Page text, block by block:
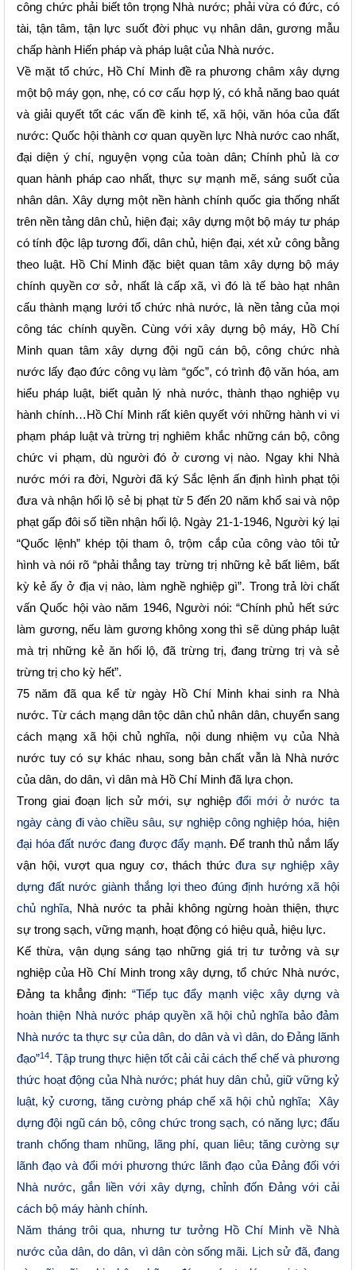
công chức phải biết tôn trọng Nhà nước; phải vừa có đức, có
tài, tận tâm, tận lực suốt đời phục vụ nhân dân, gương mẫu
chấp hành Hiến pháp và pháp luật của Nhà nước.
Về mặt tổ chức, Hồ Chí Minh đề ra phương châm xây dựng
một bộ máy gọn, nhẹ, có cơ cấu hợp lý, có khả năng bao quát
và giải quyết tốt các vấn đề kinh tế, xã hội, văn hóa của đất
nước: Quốc hội thành cơ quan quyền lực Nhà nước cao nhất,
đại diện ý chí, nguyện vọng của toàn dân; Chính phủ là cơ
quan hành pháp cao nhất, thực sự mạnh mẽ, sáng suốt của
nhân dân. Xây dựng một nền hành chính quốc gia thống nhất
trên nền tảng dân chủ, hiện đại; xây dựng một bộ máy tư pháp
có tính độc lập tương đối, dân chủ, hiện đại, xét xử công bằng
theo luật. Hồ Chí Minh đặc biệt quan tâm xây dựng bộ máy
chính quyền cơ sở, nhất là cấp xã, vì đó là tế bào hạt nhân
cấu thành mạng lưới tổ chức nhà nước, là nền tảng của mọi
công tác chính quyền. Cùng với xây dựng bộ máy, Hồ Chí
Minh quan tâm xây dựng đội ngũ cán bộ, công chức nhà
nước lấy đạo đức công vụ làm “gốc”, có trình độ văn hóa, am
hiểu pháp luật, biết quản lý nhà nước, thành thạo nghiệp vụ
hành chính…Hồ Chí Minh rất kiên quyết với những hành vi vi
phạm pháp luật và trừng trị nghiêm khắc những cán bộ, công
chức vi phạm, dù người đó ở cương vị nào. Ngay khi Nhà
nước mới ra đời, Người đã ký Sắc lệnh ấn định hình phạt tội
đưa và nhận hối lộ sẻ bị phạt từ 5 đến 20 năm khổ sai và nộp
phạt gấp đôi số tiền nhận hối lộ. Ngày 21-1-1946, Người ký lại
“Quốc lệnh” khép tội tham ô, trộm cắp của công vào tôi tử
hình và nói rõ “phải thẳng tay trừng trị những kẻ bất liêm, bất
kỳ kẻ ấy ở địa vị nào, làm nghề nghiệp gì”. Trong trả lời chất
vấn Quốc hội vào năm 1946, Người nói: “Chính phủ hết sức
làm gương, nếu làm gương không xong thì sẽ dùng pháp luật
mà trị những kẻ ăn hối lộ, đã trừng trị, đang trừng trị và sẻ
trừng trị cho kỳ hết”.
75 năm đã qua kể từ ngày Hồ Chí Minh khai sinh ra Nhà
nước. Từ cách mạng dân tộc dân chủ nhân dân, chuyển sang
cách mạng xã hội chủ nghĩa, nội dung nhiệm vụ của Nhà
nước tuy có sự khác nhau, song bản chất vẫn là Nhà nước
của dân, do dân, vì dân mà Hồ Chí Minh đã lựa chọn.
Trong giai đoạn lịch sử mới, sự nghiệpđổi mới ở nước ta
ngày càng đi vào chiều sâu, sự nghiệp công nghiệp hóa, hiện
đại hóa đất nước đang được đẩy mạnh. Để tranh thủ nắm lấy
vận hội, vượt qua nguy cơ, thách thứcđưa sự nghiệp xây
dựng đất nước giành thắng lợi theo đúng định hướng xã hội
chủ nghĩa, Nhà nước ta phải không ngừng hoàn thiện, thực
sự trong sạch, vững mạnh, hoạt động có hiệu quả, hiệu lực.
Kế thừa, vận dụng sáng tạo những giá trị tư tưởng và sự
nghiệp của Hồ Chí Minh trong xây dựng, tổ chức Nhà nước,
Đảng ta khẳng định: “Tiếp tục đẩy mạnh việc xây dựng và
hoàn thiện Nhà nước pháp quyền xã hội chủ nghĩa bảo đảm
Nhà nước ta thực sự của dân, do dân và vì dân, do Đảng lãnh
đạo”14. Tập trung thực hiện tốt cải cải cách thể chế và phương
thức hoạt động của Nhà nước; phát huy dân chủ, giữ vững kỷ
luật, kỷ cương, tăng cường pháp chế xã hội chủ nghĩa; Xây
dựng đội ngũ cán bộ, công chức trong sạch, có năng lực; đấu
tranh chống tham nhũng, lãng phí, quan liêu; tăng cường sự
lãnh đạo và đổi mới phương thức lãnh đạo của Đảng đối với
Nhà nước, gắn liền với xây dựng, chỉnh đốn Đảng với cải
cách bộ máy hành chính.
Năm tháng trôi qua, nhưng tư tưởng Hồ Chí Minh về Nhà
nước của dân, do dân, vì dân còn sống mãi. Lịch sử đã, đang